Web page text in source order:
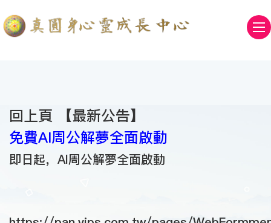
回上頁 【最新公告】
免費AI周公解夢全面啟動
即日起，AI周公解夢全面啟動